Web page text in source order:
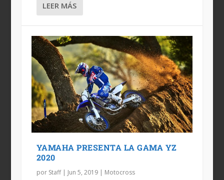
LEER MÁS
YAMAHA PRESENTA LA GAMA YZ
2020
por Staff| Jun 5, 2019| Motocross